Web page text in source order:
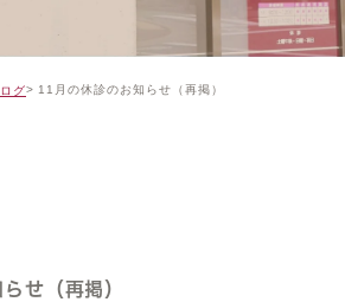
グ 11月の休診のお知らせ（再掲）
せ（再掲）